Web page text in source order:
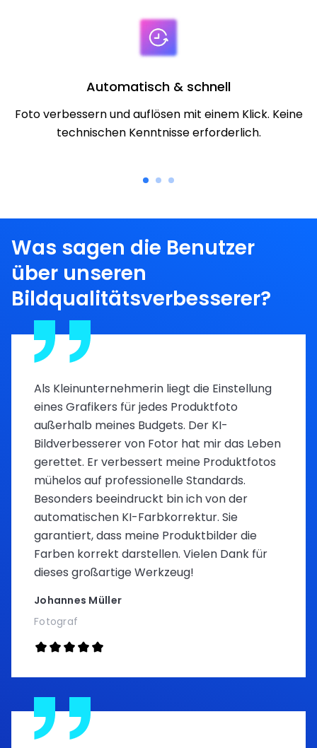
Automatisch & schnell
Foto verbessern und auflösen mit einem Klick. Keine
technischen Kenntnisse erforderlich.
Was sagen die Benutzer
über unseren
Bildqualitätsverbesserer?
Als Kleinunternehmerin liegt die Einstellung
eines Grafikers für jedes Produktfoto
außerhalb meines Budgets. Der KI-
Bildverbesserer von Fotor hat mir das Leben
gerettet. Er verbessert meine Produktfotos
mühelos auf professionelle Standards.
Besonders beeindruckt bin ich von der
automatischen KI-Farbkorrektur. Sie
garantiert, dass meine Produktbilder die
Farben korrekt darstellen. Vielen Dank für
dieses großartige Werkzeug!
Johannes Müller
Fotograf